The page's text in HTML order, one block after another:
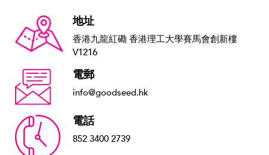
地址
香港九龍紅磡 香港理工大學賽馬會創新樓
V1216
電郵
info@goodseed.hk
電話
852 3400 2739